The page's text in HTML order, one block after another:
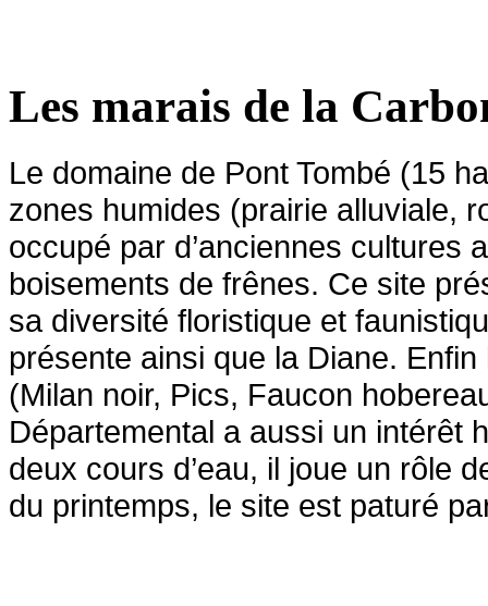
Les marais de la
Le domaine de Pont Tombé (15
zones humides (prairie alluviale,
occupé par d’anciennes cultures
boisements de frênes. Ce site
sa diversité floristique et
présente ainsi que la Diane.
(Milan noir, Pics, Faucon
Départemental a aussi un intérêt
deux cours d’eau, il joue un rôle
du printemps, le site est paturé